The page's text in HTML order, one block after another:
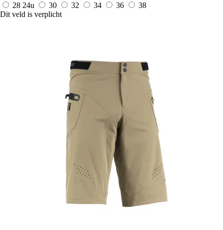
28 24u 30 32 34 36
38
Dit veld is verplicht